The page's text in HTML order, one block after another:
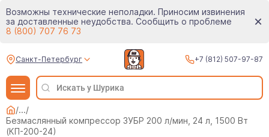
Возможны технические неполадки. Приносим извинения
за доставленные неудобства. Сообщить о проблеме
8 (800) 707 76 73
Санкт-Петербург +7 (812) 507-97-87
/.../
Безмаслянный компрессор ЗУБР 200 л/мин, 24 л, 1500 Вт
(КП-200-24)